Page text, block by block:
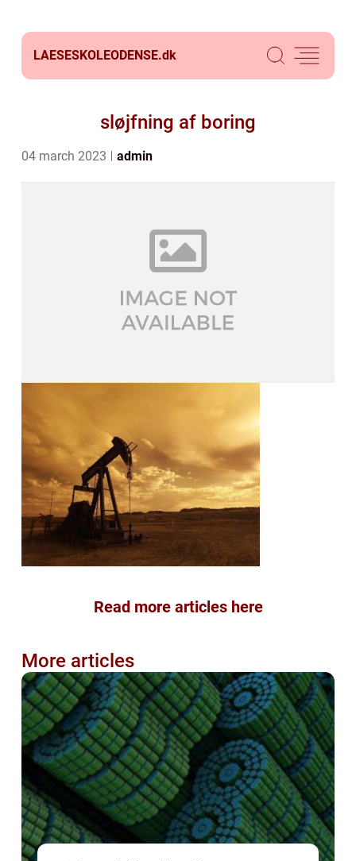
LAESESKOLEODENSE.dk
sløjfning af boring
04 march 2023 admin
Read more articles here
More articles